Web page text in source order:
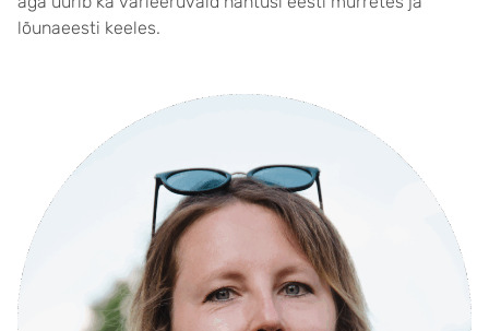
lõunaeesti keeles.